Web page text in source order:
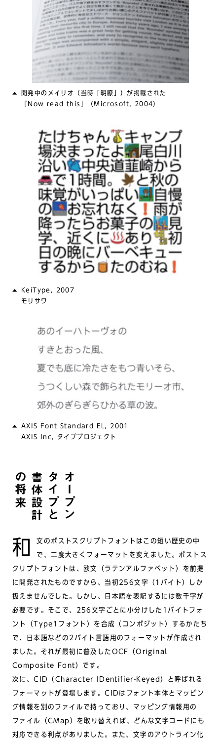
開発中のメイリオ（当時「明瞭」）が掲載された
『Now read this』（Microsoft, 2004）
KeiType, 2007
モリサワ
AXIS Font Standard EL, 2001
AXIS Inc, タイププロジェクト
オープン
タイプと
書体設計
の将来
和文のポストスクリプトフォントはこの短い歴史の中
で、二度大きくフォーマットを変えました。ポストス
クリプトフォントは、欧文（ラテンアルファベット）を前提
に開発されたものですから、当初256文字（1バイト）しか
扱えませんでした。しかし、日本語を表記するには数千字が
必要です。そこで、256文字ごとに小分けした1バイトフォ
ント（Type1フォント）を合成（コンポジット）するかたち
で、日本語などの2バイト言語用のフォーマットが作成され
ました。それが最初に普及したOCF（Original
Composite Font）です。
次に、CID（Character IDentifier-Keyed）と呼ばれる
フォーマットが登場します。CIDはフォント本体とマッピン
グ情報を別のファイルで持っており、マッピング情報用の
ファイル（CMap）を取り替えれば、どんな文字コードにも
対応できる利点がありました。また、文字のアウトライン化